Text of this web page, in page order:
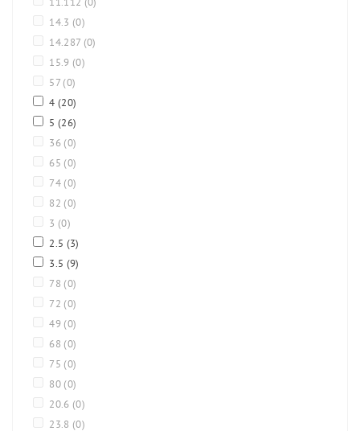
14.3 (0)
14.287 (0)
15.9 (0)
57 (0)
4 (20)
5 (26)
36 (0)
65 (0)
74 (0)
82 (0)
3 (0)
2.5 (3)
3.5 (9)
78 (0)
72 (0)
49 (0)
68 (0)
75 (0)
80 (0)
20.6 (0)
23.8 (0)